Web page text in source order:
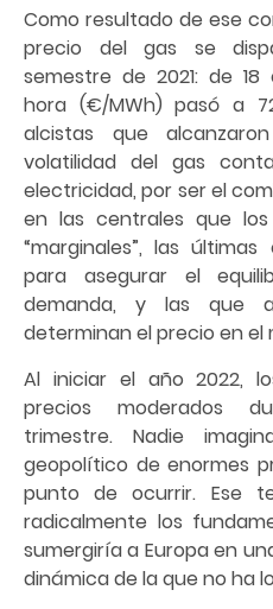
Como resultado de ese
precio del gas se
semestre de 2021: de
hora (€/MWh) pasó a
alcistas que
volatilidad del gas
electricidad, por ser el
en las centrales que
“marginales”, las
para asegurar el
demanda, y las que
determinan el precio en
Al iniciar el año 2022,
precios moderados
trimestre. Nadie
geopolítico de enormes
punto de ocurrir. Ese
radicalmente los
sumergiría a Europa en
dinámica de la que no ha